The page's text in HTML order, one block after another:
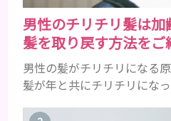
男性のチリチリ髪は
髪を取り戻す方法をご
男性の髪がチリチリになる
髪が年と共にチリチリにな